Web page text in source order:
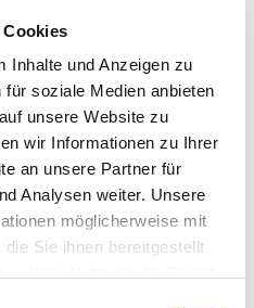
Cookies
Inhalte und Anzeigen zu
soziale Medien anbieten
unsere Website zu
wir Informationen zu Ihrer
an unsere Partner für
Analysen weiter. Unsere
möglicherweise mit
Sie ihnen bereitgestellt
2027, 19:00
Am
32289